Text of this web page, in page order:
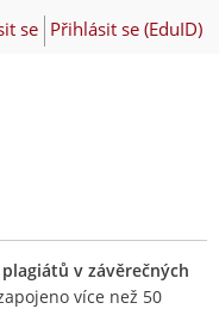
se Přihlásit se (EduID)
v závěrečných
více než 50